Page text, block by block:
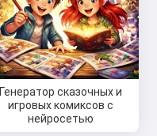
Генератор сказочных и
игровых комиксов с
нейросетью